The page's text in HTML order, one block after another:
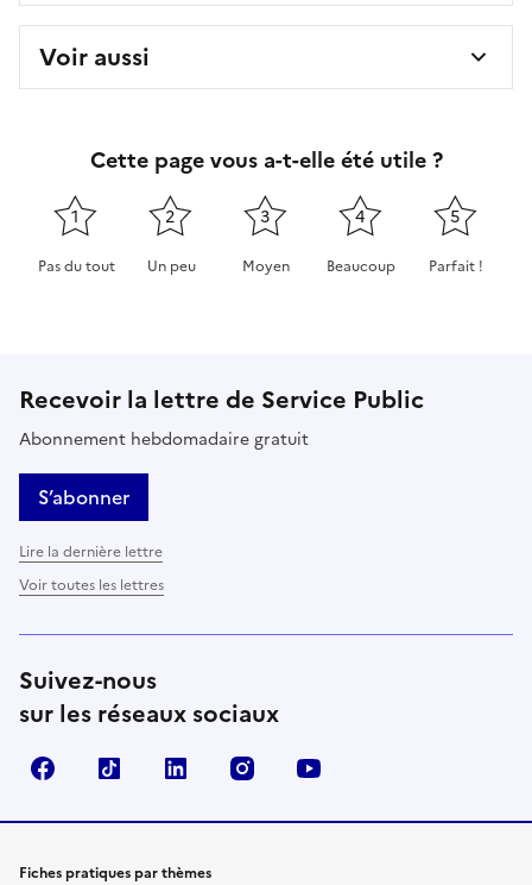
Voir aussi
Cette page vous a-t-elle été utile ?
1
Pas du tout
2
Un peu
3
Moyen
4
Beaucoup
5
Parfait !
Recevoir la lettre de Service Public
Abonnement hebdomadaire gratuit
S’abonner
Lire la dernière lettre
Voir toutes les lettres
Suivez-nous
sur les réseaux sociaux
FacebookTikTok LinkedIn Instagram
Fiches pratiques par thèmes